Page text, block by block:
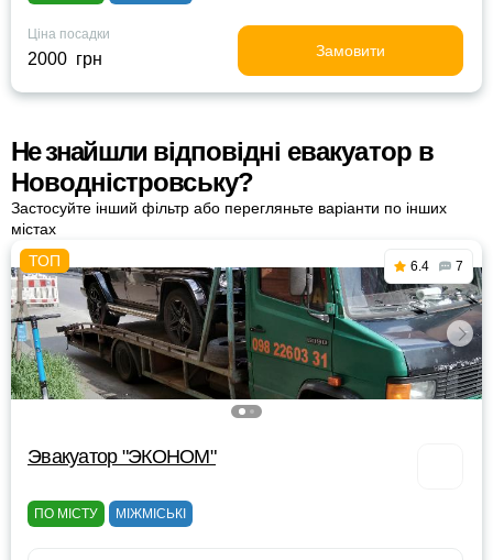
Ціна посадки
2000 грн Замовити
Не знайшли відповідні евакуатор в
Новодністровську?
Застосуйте інший фільтр або перегляньте варіанти по інших
містах
6.4 7
Эвакуатор "ЭКОНОМ"
ПО МІСТУ МІЖМІСЬКІ